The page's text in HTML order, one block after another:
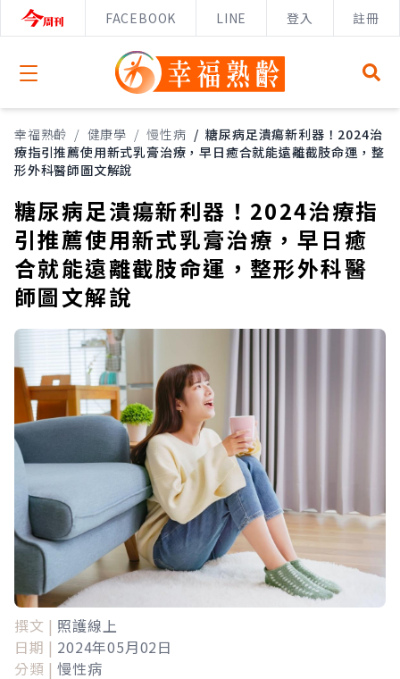
FACEBOOK LINE 登入 註冊
Open menu
幸福熟齡 / 健康學 / 慢性病 / 糖尿病足潰瘍新利器！2024治
療指引推薦使用新式乳膏治療，早日癒合就能遠離截肢命運，整
形外科醫師圖文解說
糖尿病足潰瘍新利器！2024治療指
引推薦使用新式乳膏治療，早日癒
合就能遠離截肢命運，整形外科醫
師圖文解說
撰文 | 照護線上
日期 | 2024年05月02日
分類 | 慢性病